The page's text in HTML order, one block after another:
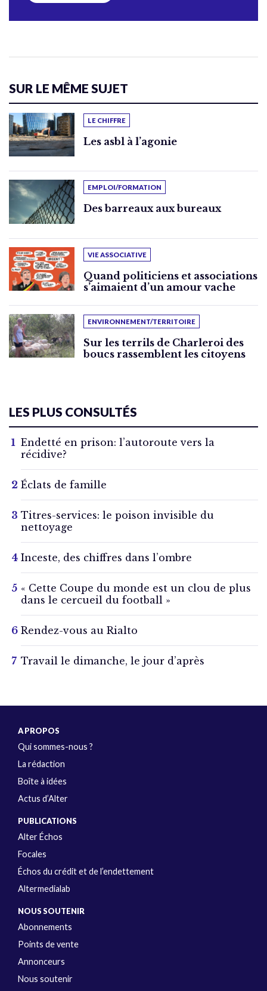
SUR LE MÊME SUJET
LE CHIFFRE
Les asbl à l’agonie
EMPLOI/FORMATION
Des barreaux aux bureaux
VIE ASSOCIATIVE
Quand politiciens et associations
s’aimaient d’un amour vache
ENVIRONNEMENT/TERRITOIRE
Sur les terrils de Charleroi des
boucs rassemblent les citoyens
LES PLUS CONSULTÉS
Endetté en prison: l’autoroute vers la
récidive?
Éclats de famille
Titres-services: le poison invisible du
nettoyage
Inceste, des chiffres dans l’ombre
« Cette Coupe du monde est un clou de plus
dans le cercueil du football »
Rendez-vous au Rialto
Travail le dimanche, le jour d’après
A PROPOS
Qui sommes-nous ?
La rédaction
Boîte à idées
Actus d’Alter
PUBLICATIONS
Alter Échos
Focales
Échos du crédit et de l’endettement
Altermedialab
NOUS SOUTENIR
Abonnements
Points de vente
Annonceurs
Nous soutenir